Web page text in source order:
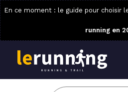
En ce moment : le guide pour choisir
running en